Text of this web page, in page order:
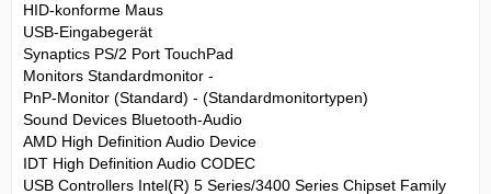
HID-konforme Maus
USB-Eingabegerät
Synaptics PS/2 Port TouchPad
Monitors Standardmonitor -
PnP-Monitor (Standard) - (Standardmonitortypen)
Sound Devices Bluetooth-Audio
AMD High Definition Audio Device
IDT High Definition Audio CODEC
USB Controllers Intel(R) 5 Series/3400 Series Chipset Family